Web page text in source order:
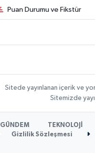
Puan Durumu ve Fikstür
Sitede yayınlanan içerik ve
Sitemizde
GÜNDEM TEKNOLOJİ
Gizlilik Sözleşmesi